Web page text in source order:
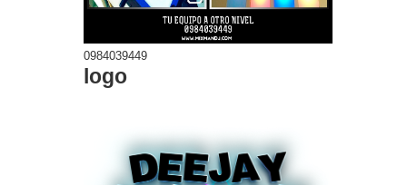
0984039449
logo